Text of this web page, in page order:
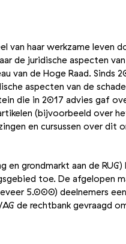
van haar werkzame leven
de juridische aspecten
van de Hoge Raad. Sinds
aspecten van de
die in 2017 advies gaf
(bijvoorbeeld over
en cursussen over dit
en grondmarkt aan de
toe. De afgelopen
5.000) deelnemers
de rechtbank gevraagd